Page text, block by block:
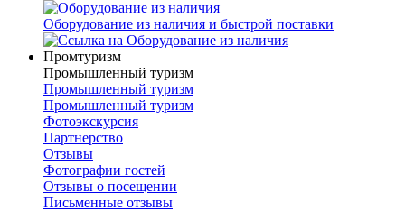
Оборудование из наличия и быстрой поставки
Промтуризм
Промышленный туризм
Промышленный туризм
Промышленный туризм
Фотоэкскурсия
Партнерство
Отзывы
Фотографии гостей
Отзывы о посещении
Письменные отзывы